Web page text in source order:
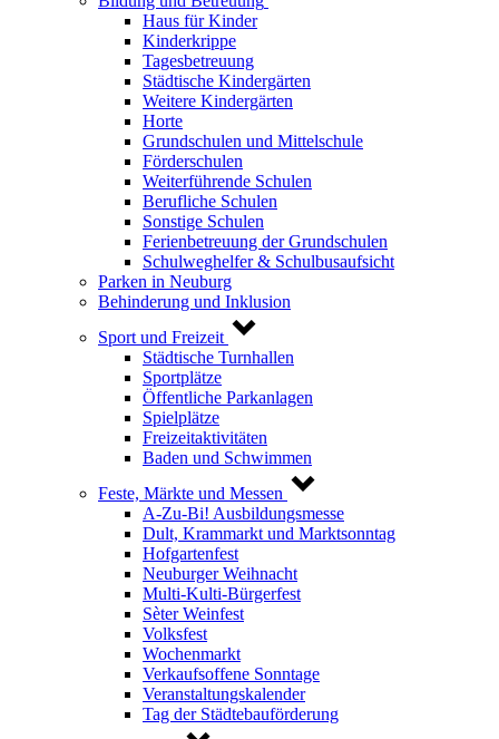
Haus für Kinder
Kinderkrippe
Tagesbetreuung
Städtische Kindergärten
Weitere Kindergärten
Horte
Grundschulen und Mittelschule
Förderschulen
Weiterführende Schulen
Berufliche Schulen
Sonstige Schulen
Ferienbetreuung der Grundschulen
Schulweghelfer & Schulbusaufsicht
Parken in Neuburg
Behinderung und Inklusion
Sport und Freizeit
Städtische Turnhallen
Sportplätze
Öffentliche Parkanlagen
Spielplätze
Freizeitaktivitäten
Baden und Schwimmen
Feste, Märkte und Messen
A-Zu-Bi! Ausbildungsmesse
Dult, Krammarkt und Marktsonntag
Hofgartenfest
Neuburger Weihnacht
Multi-Kulti-Bürgerfest
Sèter Weinfest
Volksfest
Wochenmarkt
Verkaufsoffene Sonntage
Veranstaltungskalender
Tag der Städtebauförderung